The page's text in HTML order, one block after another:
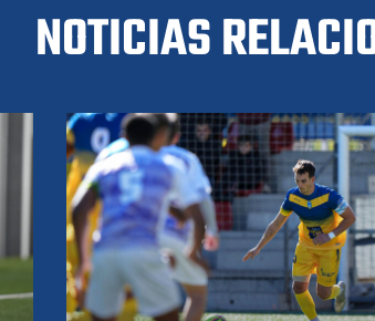
NOTICIAS